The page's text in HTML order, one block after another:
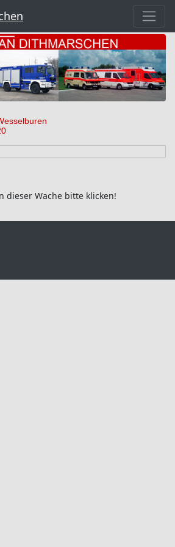
dieser Wache bitte klicken!